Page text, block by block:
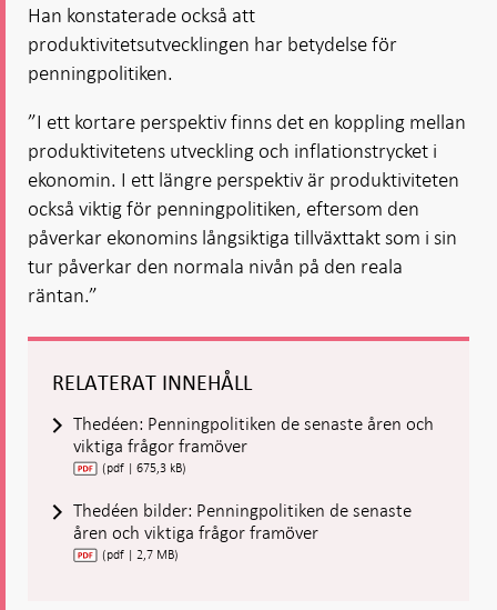
Han konstaterade också att
produktivitetsutvecklingen har betydelse för
penningpolitiken.
”I ett kortare perspektiv finns det en koppling mellan
produktivitetens utveckling och inflationstrycket i
ekonomin. I ett längre perspektiv är produktiviteten
också viktig för penningpolitiken, eftersom den
påverkar ekonomins långsiktiga tillväxttakt som i sin
tur påverkar den normala nivån på den reala
räntan.”
RELATERAT INNEHÅLL
Thedéen: Penningpolitiken de senaste åren och
viktiga frågor framöver
(pdf | 675,3 kB)
Thedéen bilder: Penningpolitiken de senaste
åren och viktiga frågor framöver
(pdf | 2,7 MB)